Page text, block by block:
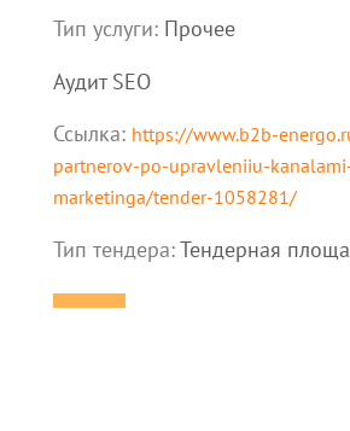
Тип услуги: Прочее
Аудит SEO
Ссылка: https://www.b2b-
partnerov-po-upravleniiu-
marketinga/tender-1058281/
Тип тендера:Тендерная